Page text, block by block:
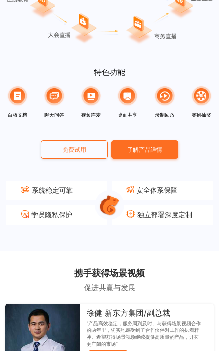
特色功能
白板文档 聊天问答 视频连麦 桌面共享 录制回放 签到抽奖
免费试用 了解产品详情
系统稳定可靠 安全体系保障
学员隐私保护 独立部署深度定制
携手获得场景视频
促进共赢与发展
徐健 新东方集团/副总裁
“产品高效稳定，服务周到及时。与获得场景视频合作
的两年里，切实地感受到了合作伙伴对工作的执着精
神。希望获得场景视频继续提供高质量的产品，开拓
更广阔的市场”